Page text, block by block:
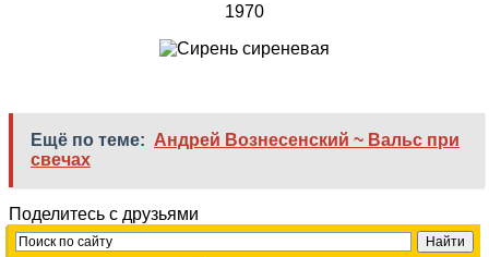
1970
Ещё по теме: Андрей Вознесенский ~ Вальс при
свечах
Поделитесь с друзьями